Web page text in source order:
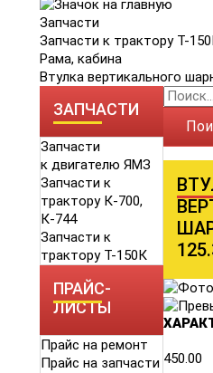
Запчасти
Запчасти к трактору Т-
Рама, кабина
Втулка вертикального
ЗАПЧАСТИ
Запчасти
к двигателю ЯМЗ
Запчасти к
трактору К-700,
К-744
Запчасти к
трактору Т-150К
ПРАЙС-
ЛИСТЫ
Прайс на ремонт
Прайс на запчасти 450.00